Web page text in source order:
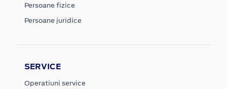
Persoane fizice
Persoane juridice
SERVICE
Operatiuni service